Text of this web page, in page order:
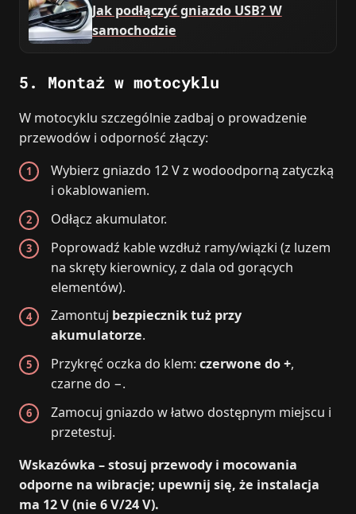
Jak podłączyć gniazdo USB? W
samochodzie
5. Montaż w motocyklu
W motocyklu szczególnie zadbaj o prowadzenie
przewodów i odporność złączy:
Wybierz gniazdo 12 V z wodoodporną zatyczką
i okablowaniem.
Odłącz akumulator.
Poprowadź kable wzdłuż ramy/wiązki (z luzem
na skręty kierownicy, z dala od gorących
elementów).
Zamontuj bezpiecznik tuż przy
akumulatorze.
Przykręć oczka do klem:czerwone do +,
czarne do −.
Zamocuj gniazdo w łatwo dostępnym miejscu i
przetestuj.
Wskazówka – stosuj przewody i mocowania
odporne na wibracje; upewnij się, że instalacja
ma 12 V (nie 6 V/24 V).